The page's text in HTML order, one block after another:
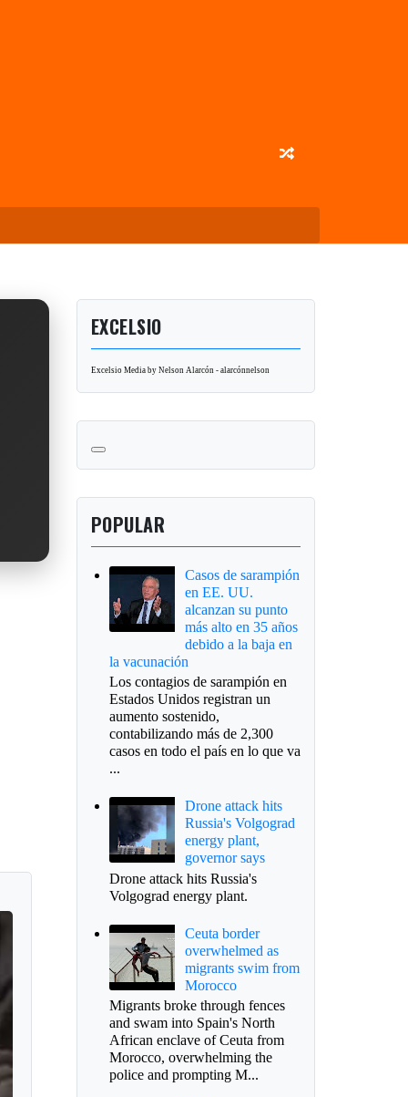
EXCELSIO
Excelsio Media by Nelson Alarcón - alarcónnelson
POPULAR
Casos de sarampión
en EE. UU.
alcanzan su punto
más alto en 35 años
debido a la baja en
la vacunación
Los contagios de sarampión en
Estados Unidos registran un
aumento sostenido,
contabilizando más de 2,300
casos en todo el país en lo que va
...
Drone attack hits
Russia's Volgograd
energy plant,
governor says
Drone attack hits Russia's
Volgograd energy plant.
Ceuta border
overwhelmed as
migrants swim from
Morocco
Migrants broke through fences
and swam into Spain's North
African enclave of Ceuta from
Morocco, overwhelming the
police and prompting M...